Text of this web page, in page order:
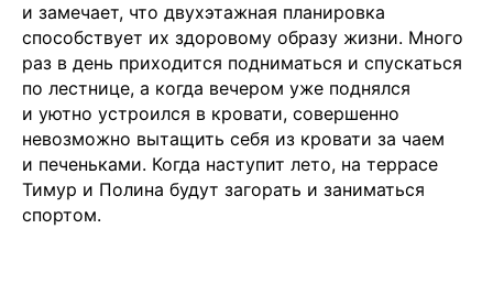
и замечает, что двухэтажная планировка
способствует их здоровому образу жизни. Много
раз в день приходится подниматься и спускаться
по лестнице, а когда вечером уже поднялся
и уютно устроился в кровати, совершенно
невозможно вытащить себя из кровати за чаем
и печеньками. Когда наступит лето, на террасе
Тимур и Полина будут загорать и заниматься
спортом.
Политика конфиденциальности
Пользовательское соглашение
Реквизиты
*Instagram💧
Телеграм
Вконтакте